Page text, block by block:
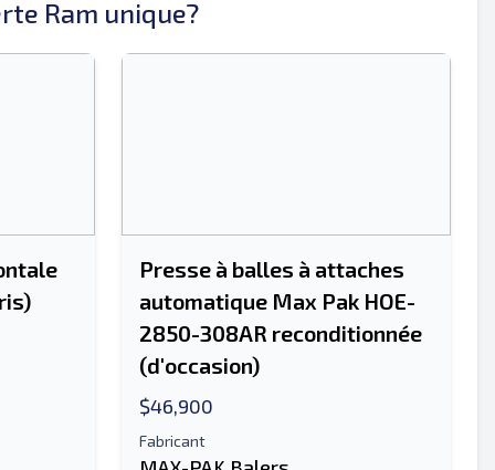
Ram unique?
Presse à balles à attaches
automatique Max Pak HOE-
2850-308AR reconditionnée
(d'occasion)
$46,900
Fabricant